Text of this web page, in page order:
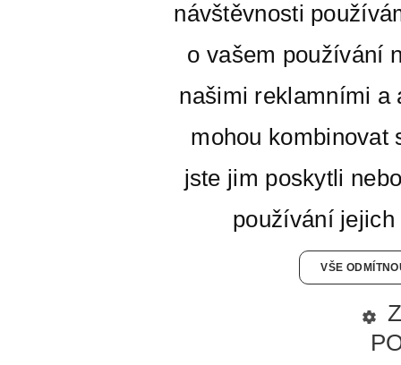
návštěvnosti
o vašem používání
našimi reklamními a
mohou kombinovat
jste jim poskytli
používání
VŠE